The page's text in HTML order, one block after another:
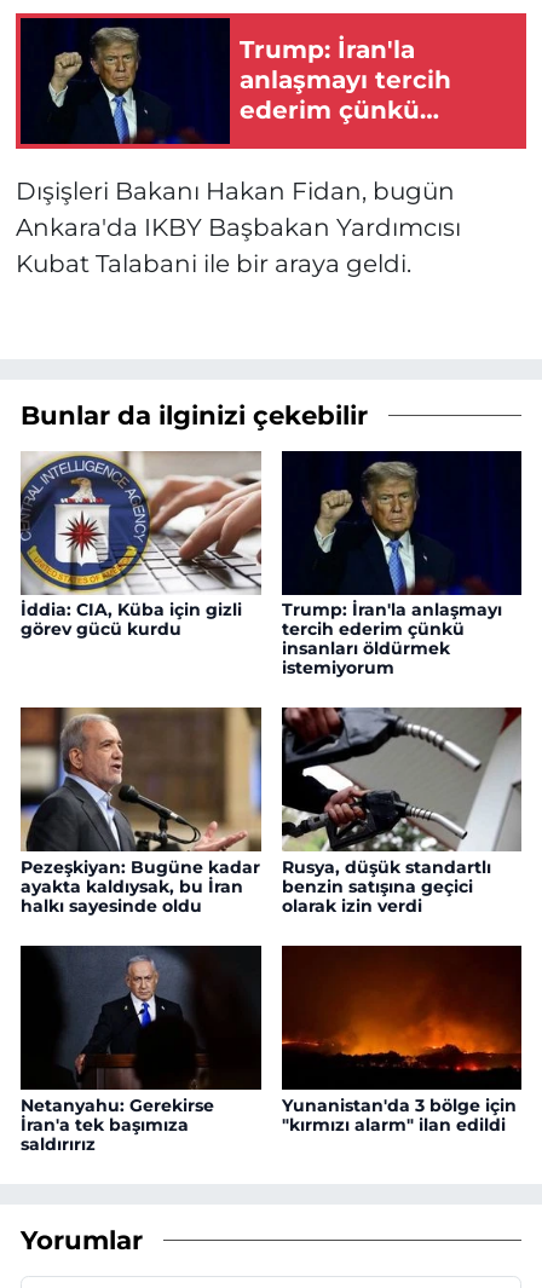
Trump: İran'la
anlaşmayı tercih
ederim çünkü
Dışişleri Bakanı Hakan Fidan, bugün
Ankara'da IKBY Başbakan Yardımcısı
Kubat Talabani ile bir araya geldi.
Bunlar da ilginizi çekebilir
İddia: CIA, Küba için gizli
görev gücü kurdu
Trump: İran'la anlaşmayı
tercih ederim çünkü
insanları öldürmek
istemiyorum
Pezeşkiyan: Bugüne kadar
ayakta kaldıysak, bu İran
halkı sayesinde oldu
Rusya, düşük standartlı
benzin satışına geçici
olarak izin verdi
Netanyahu: Gerekirse
İran'a tek başımıza
saldırırız
Yunanistan'da 3 bölge için
"kırmızı alarm" ilan edildi
Yorumlar